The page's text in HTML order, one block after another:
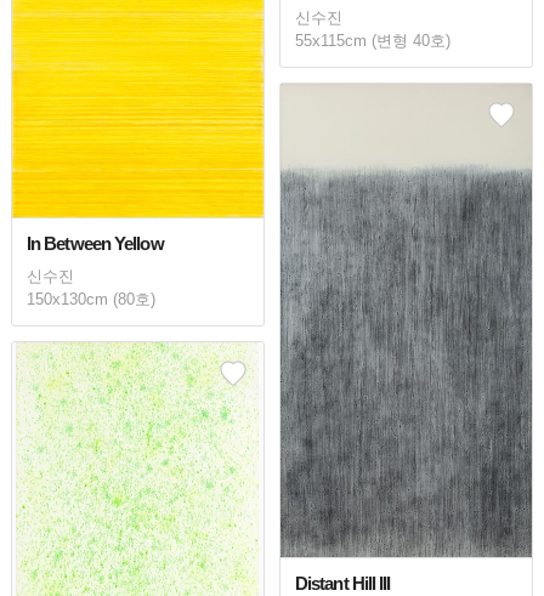
신수진
55x115cm (변형 40호)
In Between Yellow
신수진
150x130cm (80호)
Distant Hill III